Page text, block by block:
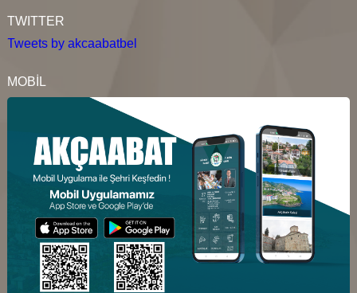
TWITTER
Tweets by akcaabatbel
MOBİL